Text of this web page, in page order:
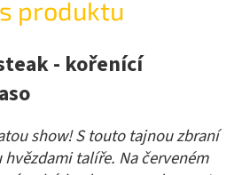
produktu
- kořenící
show! S touto tajnou zbraní
hvězdami talíře. Na červeném